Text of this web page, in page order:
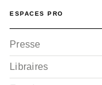
ESPACES PRO
Presse
Libraires